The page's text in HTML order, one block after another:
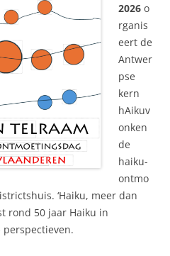
2026 o
rganis
eert de
Antwer
pse
kern
hAikuv
onken
de
haiku-
ontmo
‘Haiku, meer dan
rond 50 jaar Haiku in